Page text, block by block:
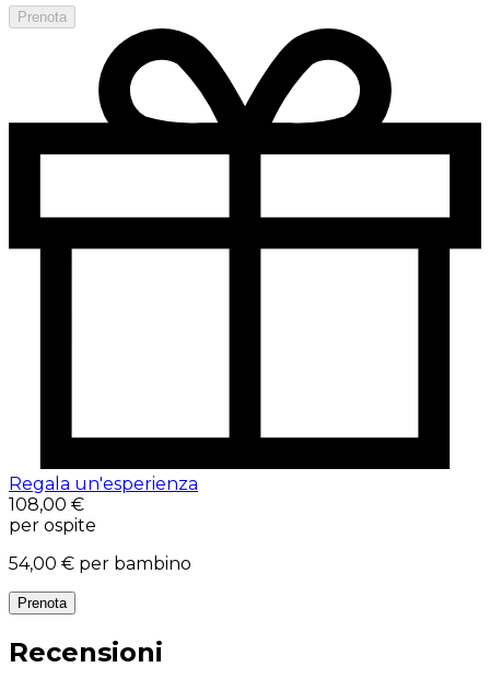
Prenota
Regala un'esperienza
108,00 €
per ospite
54,00 € per bambino
Prenota
Recensioni